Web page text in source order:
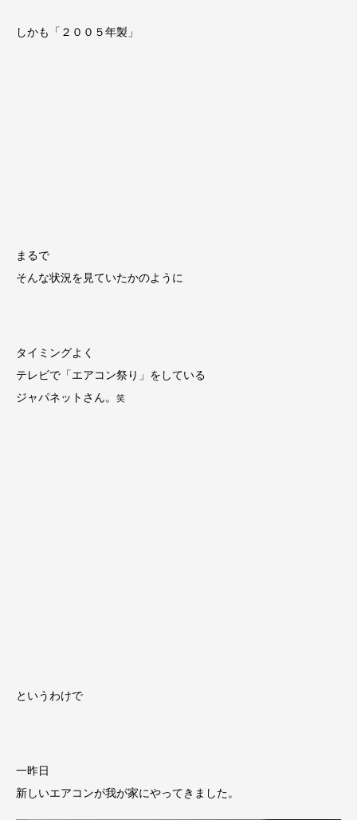
しかも「２００５年製」
まるで
そんな状況を見ていたかのように
タイミングよく
テレビで「エアコン祭り」をしている
ジャパネットさん。
笑
というわけで
一昨日
新しいエアコンが我が家にやってきました。